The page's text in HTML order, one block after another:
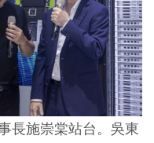
長施崇棠站台。吳東